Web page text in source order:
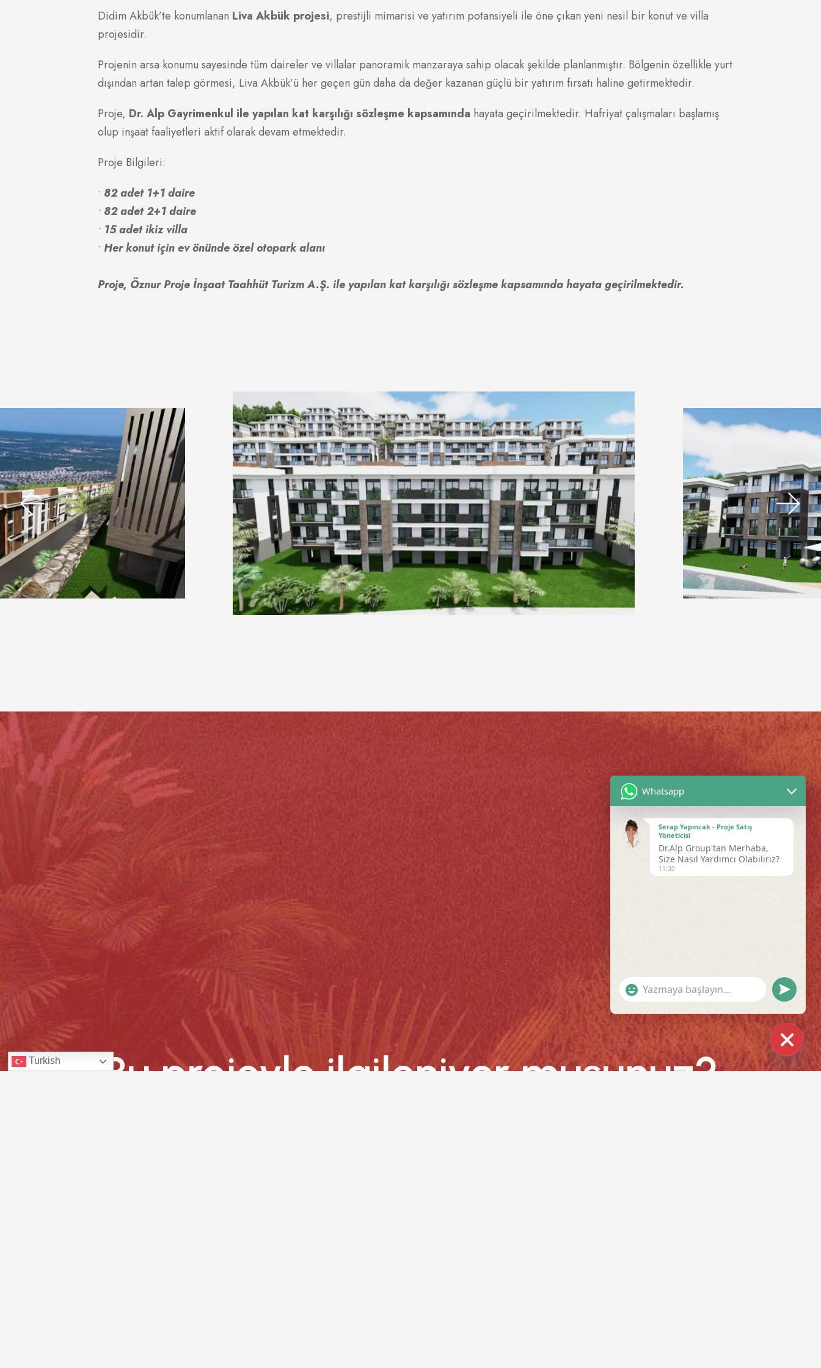
Didim Akbük’te konumlanan Liva Akbük projesi, prestijli mimarisi ve yatırım potansiyeli ile öne çıkan yeni nesil bir konut ve villa
projesidir.
Projenin arsa konumu sayesinde tüm daireler ve villalar panoramik manzaraya sahip olacak şekilde planlanmıştır. Bölgenin özellikle yurt
dışından artan talep görmesi, Liva Akbük’ü her geçen gün daha da değer kazanan güçlü bir yatırım fırsatı haline getirmektedir.
Proje, Dr. Alp Gayrimenkul ile yapılan kat karşılığı sözleşme kapsamında hayata geçirilmektedir. Hafriyat çalışmaları başlamış
olup inşaat faaliyetleri aktif olarak devam etmektedir.
Proje Bilgileri:
•⁠ ⁠ 82 adet 1+1 daire
•⁠ ⁠ 82 adet 2+1 daire
•⁠ ⁠ 15 adet ikiz villa
•⁠ ⁠ Her konut için ev önünde özel otopark alanı
Proje, Öznur Proje İnşaat Taahhüt Turizm A.Ş. ile yapılan kat karşılığı sözleşme kapsamında hayata geçirilmektedir.
Bu projeyle ilgileniyor musunuz?
Turkish HIDE
CHATY
Whatsapp
Serap Yapıncak - Proje Satış
Yöneticisi
Dr.Alp Group'tan Merhaba,
Size Nasıl Yardımcı Olabiliriz?
11:30
"+CHATY_SETTINGS.LANG.EMOJI_PICKER+"